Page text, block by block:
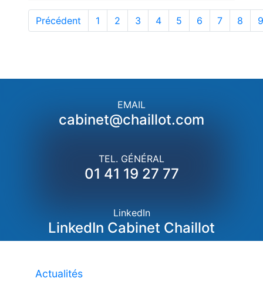
Précédent 1 2 3 4 5 6 7 8 9
EMAIL
cabinet@chaillot.com
TEL. GÉNÉRAL
01 41 19 27 77
LinkedIn
LinkedIn Cabinet Chaillot
Actualités